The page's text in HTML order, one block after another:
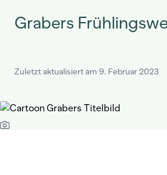
Grabers
Zuletzt aktualisiert am 9. Februar 2023